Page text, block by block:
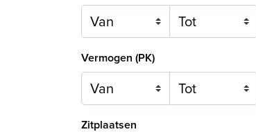
Vermogen (PK)
Zitplaatsen